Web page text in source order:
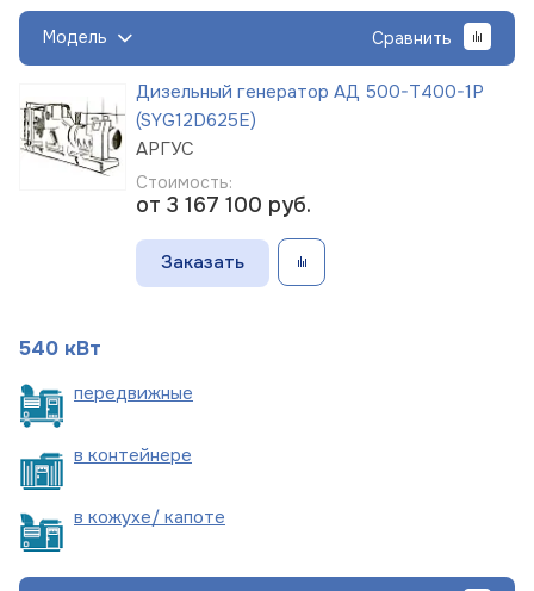
Модель Сравнить
Дизельный генератор АД 500-Т400-1Р
(SYG12D625E)
АРГУС
Стоимость:
от 3 167 100 руб.
Заказать
540 кВт
передвижные
в контейнере
в кожухе/ капоте